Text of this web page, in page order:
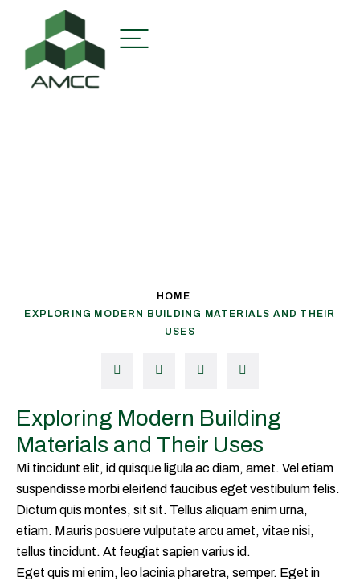
HOME
EXPLORING MODERN BUILDING MATERIALS AND THEIR
USES
Exploring Modern Building
Materials and Their Uses
Mi tincidunt elit, id quisque ligula ac diam, amet. Vel etiam
suspendisse morbi eleifend faucibus eget vestibulum felis.
Dictum quis montes, sit sit. Tellus aliquam enim urna,
etiam. Mauris posuere vulputate arcu amet, vitae nisi,
tellus tincidunt. At feugiat sapien varius id.
Eget quis mi enim, leo lacinia pharetra, semper. Eget in